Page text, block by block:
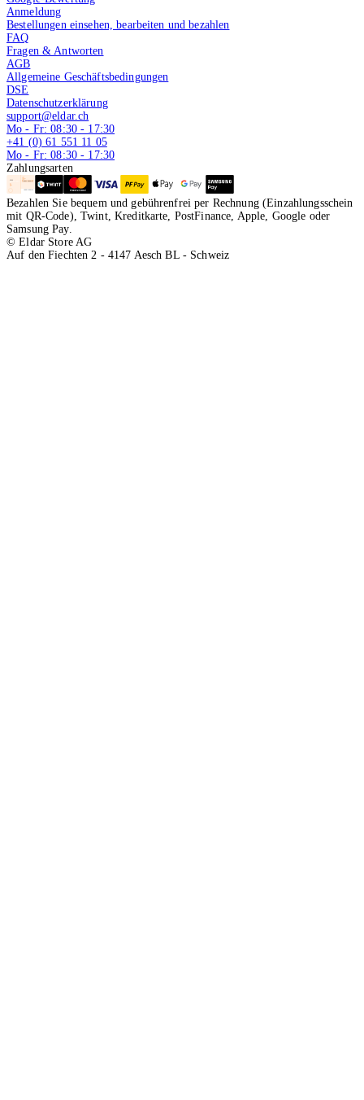
Anmeldung
Bestellungen einsehen, bearbeiten und bezahlen
FAQ
Fragen & Antworten
AGB
Allgemeine Geschäftsbedingungen
DSE
Datenschutzerklärung
support@eldar.ch
Mo - Fr: 08:30 - 17:30
+41 (0) 61 551 11 05
Mo - Fr: 08:30 - 17:30
Zahlungsarten
Bezahlen Sie bequem und gebührenfrei per Rechnung (Einzahlungsschein
mit QR-Code), Twint, Kreditkarte, PostFinance, Apple, Google oder
Samsung Pay.
© Eldar Store AG
Auf den Fiechten 2 - 4147 Aesch BL - Schweiz